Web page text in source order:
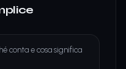
conta e cosa significa